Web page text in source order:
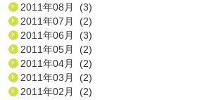
2011年08月 (3)
2011年07月 (2)
2011年06月 (3)
2011年05月 (2)
2011年04月 (2)
2011年03月 (2)
2011年02月 (2)